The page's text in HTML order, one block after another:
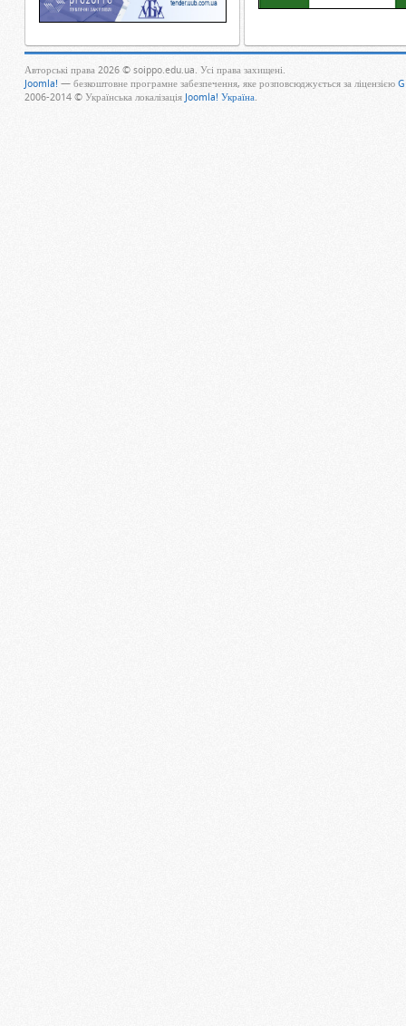
Авторські права 2026 © soippo.edu.ua. Усі права захищені.
Joomla! — безкоштовне програмне забезпечення, яке розповсюджується за ліцензією
2006-2014 © Українська локалізація Joomla! Україна.